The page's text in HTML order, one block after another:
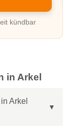
kündbar
in Arkel
Arkel